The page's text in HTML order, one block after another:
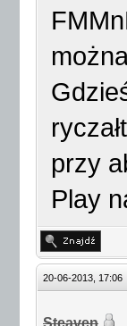
przy
Play
20-06-2013, 17:06
Steaven